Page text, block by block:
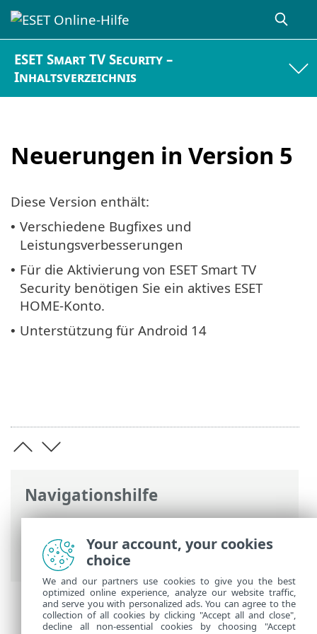
ESET Smart TV Security –
Inhaltsverzeichnis
Neuerungen in Version 5
Navigationshilfe
ESET Online-Hilfe>ESET Smart TV
Security >ESET Smart TV Security
Einführung> Neuerungen in Version 5
Diese Version enthält:
• Verschiedene Bugfixes und
Leistungsverbesserungen
• Für die Aktivierung von ESET Smart TV
Security benötigen Sie ein aktives ESET
HOME-Konto.
• Unterstützung für Android 14
Your account, your cookies
choice
We and our partners use cookies to give you the best
optimized online experience, analyze our website traffic,
and serve you with personalized ads. You can agree to the
collection of all cookies by clicking "Accept all and close",
decline all non-essential cookies by choosing "Accept